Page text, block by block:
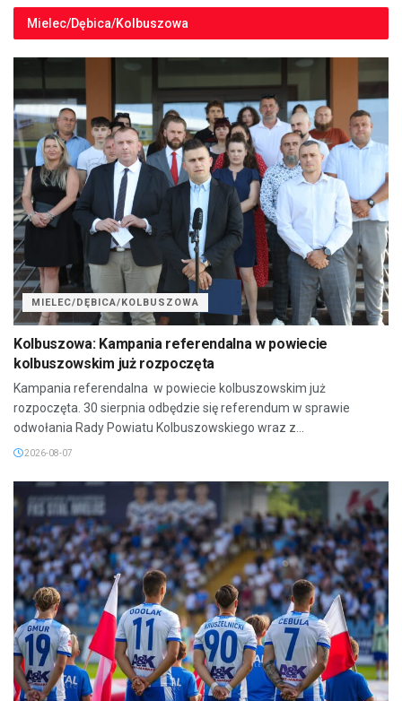
Mielec/Dębica/Kolbuszowa
MIELEC/DĘBICA/KOLBUSZOWA
Kolbuszowa: Kampania referendalna w powiecie
kolbuszowskim już rozpoczęta
Kampania referendalna w powiecie kolbuszowskim już
rozpoczęta. 30 sierpnia odbędzie się referendum w sprawie
odwołania Rady Powiatu Kolbuszowskiego wraz z...
2026-08-07